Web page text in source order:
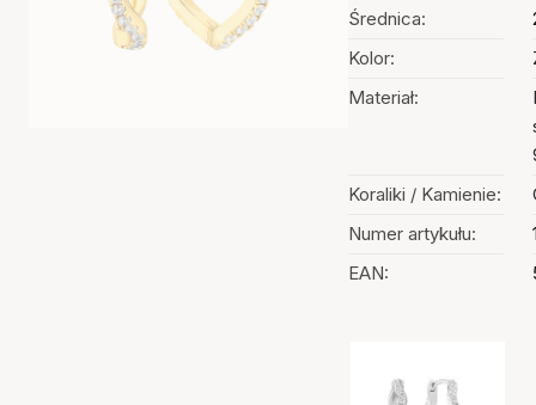
Średnica:
Kolor:
Materiał:
Koraliki / Kamienie:
Numer artykułu:
EAN: